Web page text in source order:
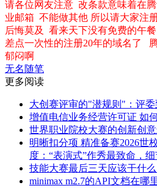
请各位网友注意 改条款意味着在
业邮箱 不能做其他 所以请大家注
后悔莫及 看来天下没有免费的午
差点一次性的注册20年的域名了
郁闷啊
无名随笔
更多阅读
大创赛评审的"潜规则"：评委
增值电信业务经营许可证 如
世界职业院校大赛的创新创
明晰扣分项 精准备赛2026
度：“表演式”作秀最致命，
技能大赛最后三天应该干什么
minimax m2.7的API文档在哪